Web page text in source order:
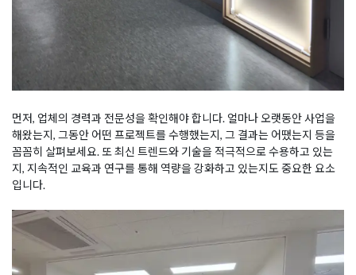
먼저, 업체의 경력과 전문성을 확인해야 합니다. 얼마나 오랫동안 사업을
해왔는지, 그동안 어떤 프로젝트를 수행했는지, 그 결과는 어땠는지 등을
꼼꼼히 살펴보세요. 또 최신 트렌드와 기술을 적극적으로 수용하고 있는
지, 지속적인 교육과 연구를 통해 역량을 강화하고 있는지도 중요한 요소
입니다.